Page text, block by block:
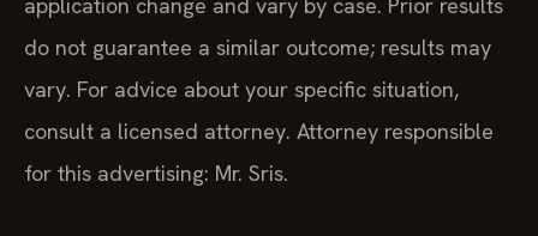
do not guarantee a similar outcome; results may
vary. For advice about your specific situation,
consult a licensed attorney. Attorney responsible
for this advertising: Mr. Sris.